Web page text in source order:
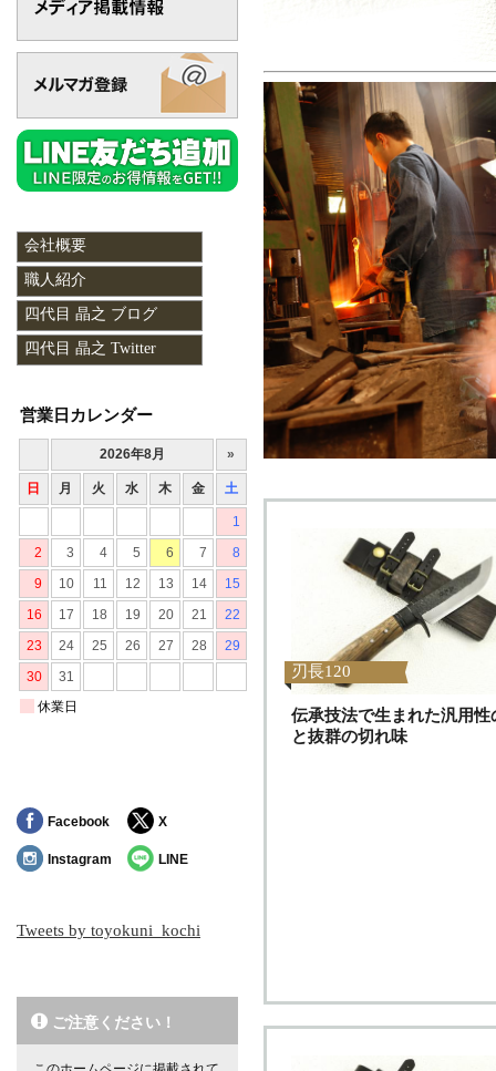
刃長120
伝承技法で生まれた汎用性
と抜群の切れ味
会社概要
職人紹介
四代目 晶之 ブログ
四代目 晶之 Twitter
営業日カレンダー
Facebook X
Instagram LINE
Tweets by toyokuni_kochi
ご注意ください！